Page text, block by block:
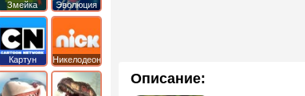
Описание:
Змейка Эволюция
Картун
нетворк
Никелодеон